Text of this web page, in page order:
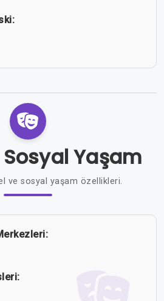
Yaşam
ve sosyal yaşam özellikleri.